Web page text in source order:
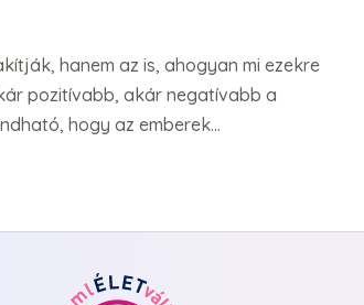
hanem az is, ahogyan mi ezekre
pozitívabb, akár negatívabb a
hogy az emberek...